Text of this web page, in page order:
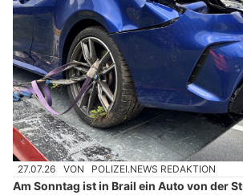
27.07.26 VON POLIZEI.NEWS REDAKTION
Am Sonntag ist in Brail ein Auto von der